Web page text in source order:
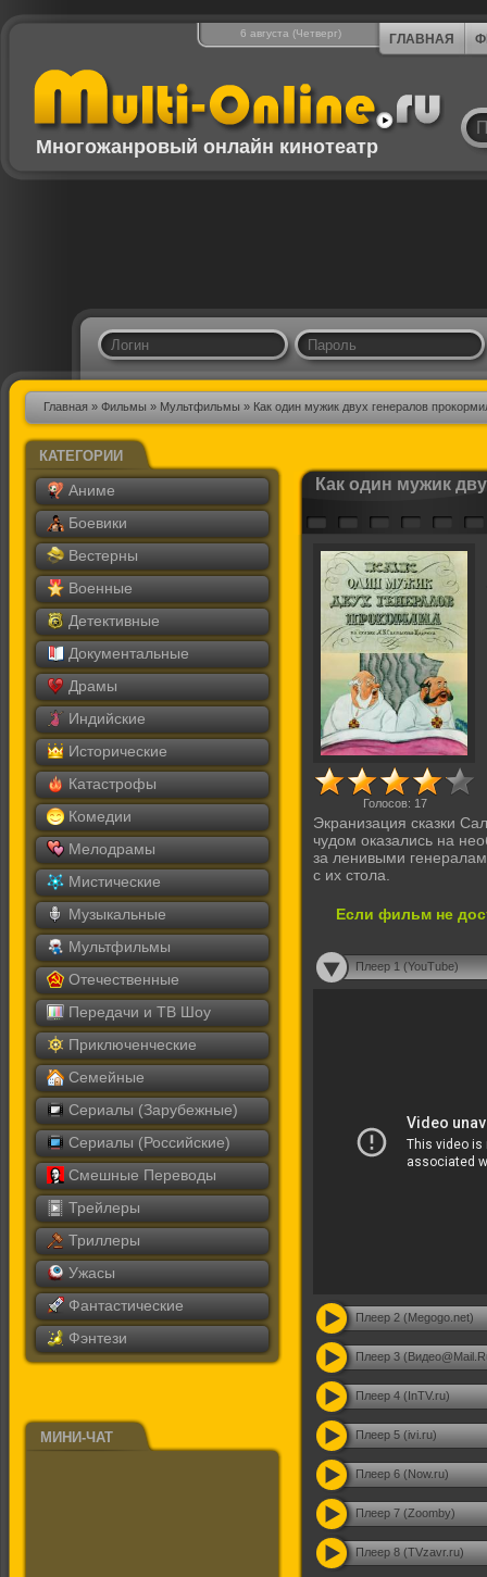
6 августа (Четверг) ГЛАВНАЯ
Многожанровый онлайн кинотеатр
Главная » Фильмы » Мультфильмы » Как один мужик двух генералов
КАТЕГОРИИ
Аниме
Боевики
Вестерны
Военные
Детективные
Документальные
Драмы
Индийские
Исторические
Катастрофы
Комедии
Мелодрамы
Мистические
Музыкальные
Мультфильмы
Отечественные
Передачи и ТВ Шоу
Приключенческие
Семейные
Сериалы (Зарубежные)
Сериалы (Российские)
Смешные Переводы
Трейлеры
Триллеры
Ужасы
Фантастические
Фэнтези
МИНИ-ЧАТ
Как один мужик
Голосов: 17
Экранизация сказки
чудом оказались на
за ленивыми
с их стола.
Если фильм не
Плеер 1 (YouTube)
Плеер 2 (Megogo.net)
Плеер 3
Плеер 4 (InTV.ru)
Плеер 5 (ivi.ru)
Плеер 6 (Now.ru)
Плеер 7 (Zoomby)
Плеер 8 (TVzavr.ru)